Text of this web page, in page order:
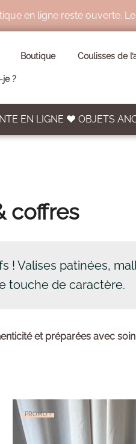
en ligne reste ouverte.
Boutique Coulisses de
je ?
EN LIGNE ♥ OBJETS
Shop
Valises,
coffres
! Valises patinées,
touche de caractère.
et préparées avec
PROMO !